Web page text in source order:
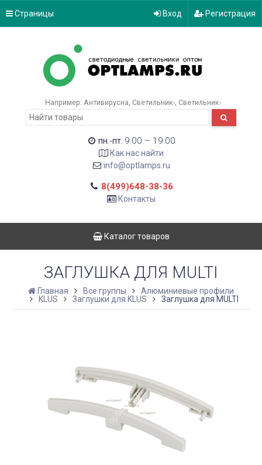
Страницы Вход Регистрация
Например: Антивирусна Светильник- Светильник-
пн.-пт. 9:00 – 19:00
Как нас найти
info@optlamps.ru
8(499)648-38-36
Контакты
Каталог товаров
ЗАГЛУШКА ДЛЯ MULTI
Главная Все группы
Алюминиевые профили
KLUS
Заглушки для KLUS Заглушка для MULTI